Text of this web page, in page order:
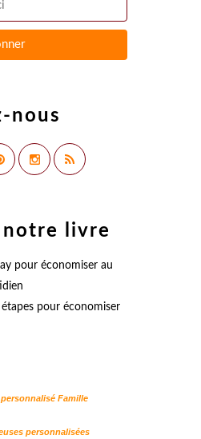
nous
notre livre
pour économiser
personnalisé Famille
personnalisées